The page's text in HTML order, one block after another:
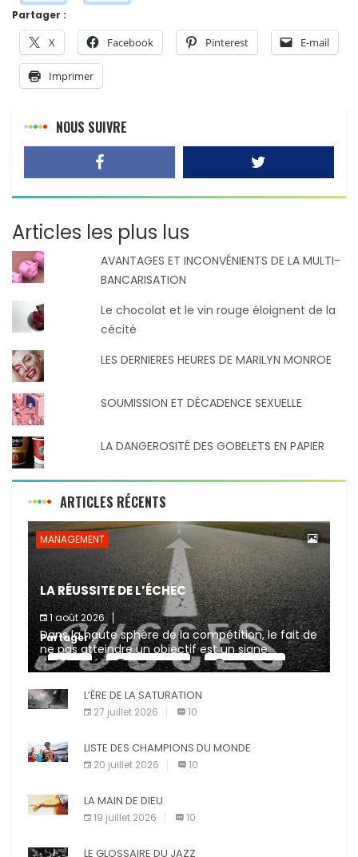
Partager :
X Facebook Pinterest E-mail
Imprimer
NOUS SUIVRE
Articles les plus lus
AVANTAGES ET INCONVÉNIENTS DE LA MULTI-
BANCARISATION
Le chocolat et le vin rouge éloignent de la
cécité
LES DERNIERES HEURES DE MARILYN MONROE
SOUMISSION ET DÉCADENCE SEXUELLE
LA DANGEROSITÉ DES GOBELETS EN PAPIER
ARTICLES RÉCENTS
MANAGEMENT
LA RÉUSSITE DE L’ÉCHEC
1 août 2026
Dans la haute sphère de la compétition, le fait de
ne pas atteindre un objectif est un signe
d’incompétence et une source de sanctions
Partager :
X Facebook Pinterest
E-mail Imprimer
L’ÈRE DE LA SATURATION
27 juillet 2026 10
LISTE DES CHAMPIONS DU MONDE
20 juillet 2026 10
LA MAIN DE DIEU
19 juillet 2026 10
LE GLOSSAIRE DU JAZZ